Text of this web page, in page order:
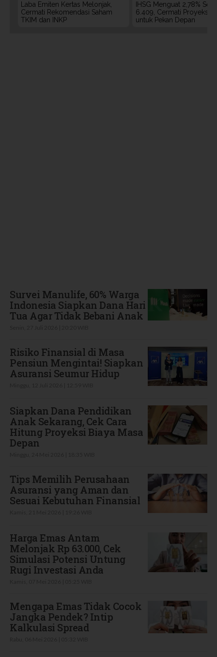
Laba Emiten Kertas Melonjak,
Cermati Rekomendasi Saham
TKIM dan INKP
IHSG Menguat 2,78%
6.409, Cermati Proyeksi
untuk Pekan Depan
Survei Manulife, 60% Warga
Indonesia Siapkan Dana Hari
Tua Agar Tidak Bebani Anak
Risiko Finansial di Masa
Pensiun Mengintai! Siapkan
Asuransi Seumur Hidup
Siapkan Dana Pendidikan
Anak Sekarang, Cek Cara
Hitung Proyeksi Biaya Masa
Depan
Tips Memilih Perusahaan
Asuransi yang Aman dan
Sesuai Kebutuhan Finansial
Harga Emas Antam
Melonjak Rp 63.000, Cek
Simulasi Potensi Untung
Rugi Investasi Anda
Mengapa Emas Tidak Cocok
Jangka Pendek? Intip
Kalkulasi Spread